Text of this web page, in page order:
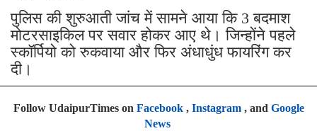
पुलिस की शुरुआती जांच में सामने आया कि 3 बदमाश
मोटरसाइकिल पर सवार होकर आए थे। जिन्होंने पहले
स्कॉर्पियो को रुकवाया और फिर अंधाधुंध फायरिंग कर
दी।
Follow UdaipurTimes on Facebook, Instagram, and Google
News